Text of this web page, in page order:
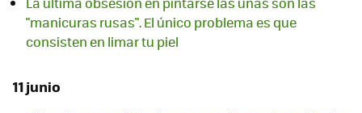
"manicuras rusas". El único problema es que
consisten en limar tu piel
11 junio